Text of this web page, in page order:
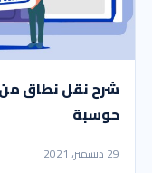
شرح نقل نطاق
حوسبة
29 ديسمبر، 2021